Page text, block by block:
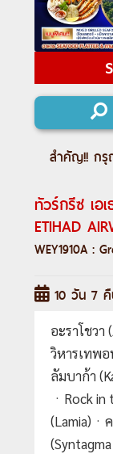
สำคัญ!! กรุ
ทัวร์กรีซ เอ
ETIHAD
WEY1910A :
10 วัน 7
อะราโชวา
วิหารเทพ
ลัมบาก้า
ㆍRock
(Lamia)ㆍ